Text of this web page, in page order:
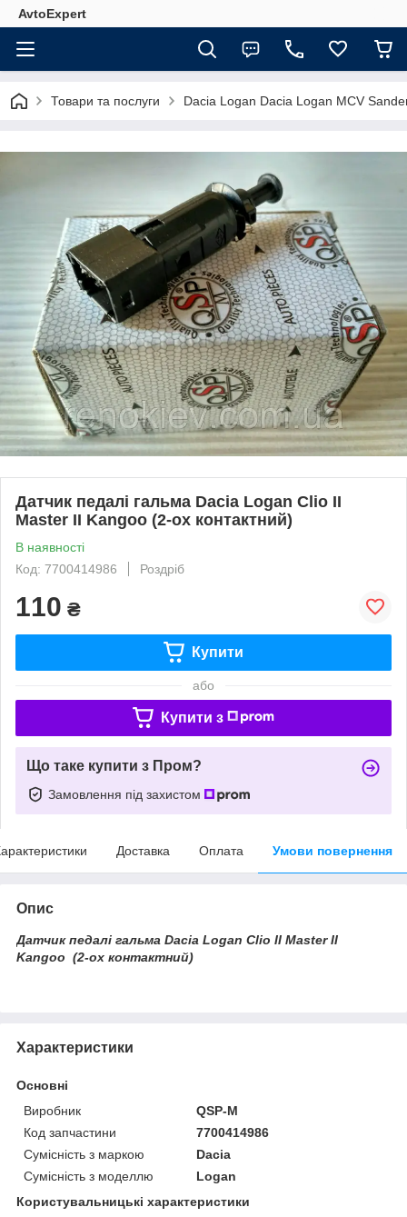
AvtoExpert
Товари та послуги Dacia Logan Dacia Logan MCV
Датчик педалі гальма Dacia Logan Clio II
Master II Kangoo (2-ох контактний)
В наявності
Код: 7700414986
Роздріб
110 ₴
Купити
або
Купити з
Що таке купити з Пром?
Замовлення під захистом
Доставка Оплата Умови повернення
Опис
Датчик педалі гальма Dacia Logan Clio II Master II
Kangoo (2-ох контактний)
Характеристики
Основні
Виробник
QSP-M
Код запчастини
7700414986
Сумісність з маркою
Dacia
Сумісність з моделлю
Logan
Користувальницькі характеристики